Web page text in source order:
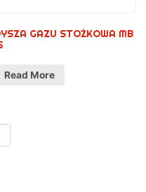
GAZU STOŻKOWA MB
Read More